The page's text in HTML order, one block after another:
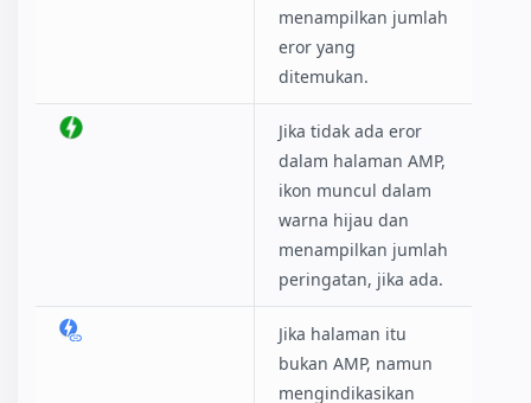
menampilkan jumlah
eror yang
ditemukan.
Jika tidak ada eror
dalam halaman AMP,
ikon muncul dalam
warna hijau dan
menampilkan jumlah
peringatan, jika ada.
Jika halaman itu
bukan AMP, namun
mengindikasikan